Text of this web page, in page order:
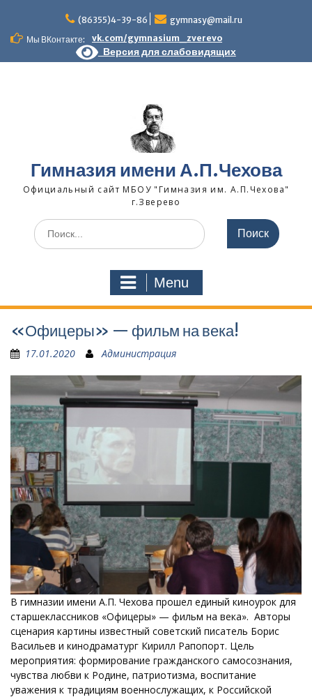
content
(86355)4-39-86
gymnasy@mail.ru
Мы ВКонтакте:
vk.com/gymnasium_zverevo
Версия для слабовидящих
Гимназия имени А.П.Чехова
Официальный сайт МБОУ "Гимназия им. А.П.Чехова"
г.Зверево
Search
for:
Menu
«Офицеры» — фильм на века!
17.01.2020 Администрация
В гимназии имени А.П. Чехова прошел единый киноурок для
старшеклассников «Офицеры» — фильм на века». Авторы
сценария картины известный советский писатель Борис
Васильев и кинодраматург Кирилл Рапопорт. Цель
мероприятия: формирование гражданского самосознания,
чувства любви к Родине, патриотизма, воспитание
уважения к традициям военнослужащих, к Российской